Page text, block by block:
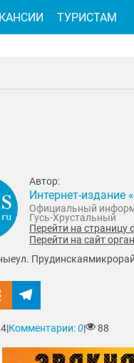
Автор:
Интернет-издание
Официальный
Гусь-Хрустальный
Перейти на страницу
Перейти на сайт
ул. Прудинская
|Комментарии:0| 88
ТУРИСТАМ